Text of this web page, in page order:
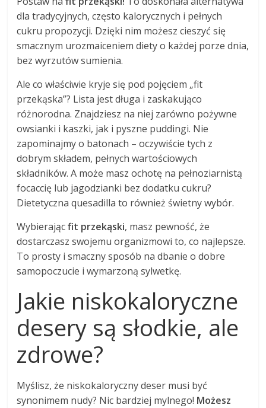
dla tradycyjnych, często kalorycznych i pełnych
cukru propozycji. Dzięki nim możesz cieszyć się
smacznym urozmaiceniem diety o każdej porze dnia,
bez wyrzutów sumienia.
Ale co właściwie kryje się pod pojęciem „fit
przekąska”? Lista jest długa i zaskakująco
różnorodna. Znajdziesz na niej zarówno pożywne
owsianki i kaszki, jak i pyszne puddingi. Nie
zapominajmy o batonach – oczywiście tych z
dobrym składem, pełnych wartościowych
składników. A może masz ochotę na pełnoziarnistą
focaccię lub jagodzianki bez dodatku cukru?
Dietetyczna quesadilla to również świetny wybór.
Wybierającfit przekąski, masz pewność, że
dostarczasz swojemu organizmowi to, co najlepsze.
To prosty i smaczny sposób na dbanie o dobre
samopoczucie i wymarzoną sylwetkę.
Jakie niskokaloryczne
desery są słodkie, ale
zdrowe?
Myślisz, że niskokaloryczny deser musi być
synonimem nudy? Nic bardziej mylnego! Możesz